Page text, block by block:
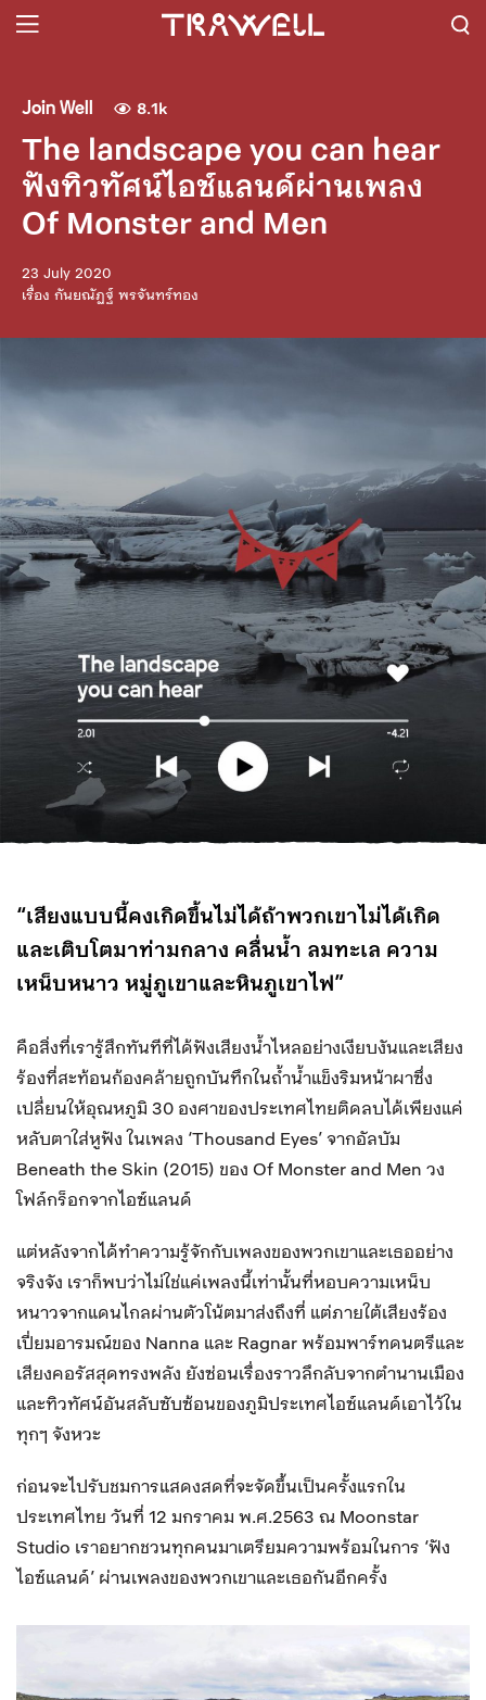
Join Well 8.1k
The landscape you can hear
ฟังทิวทัศน์ไอซ์แลนด์ผ่านเพลง
Of Monster and Men
23 July 2020
เรื่อง กันยณัฏฐ์ พรจันทร์ทอง
“เสียงแบบนี้คงเกิดขึ้นไม่ได้ถ้าพวกเขาไม่ได้เกิด
และเติบโตมาท่ามกลาง คลื่นน้ำ ลมทะเล ความ
เหน็บหนาว หมู่ภูเขาและหินภูเขาไฟ”
คือสิ่งที่เรารู้สึกทันทีที่ได้ฟังเสียงน้ำไหลอย่างเงียบงันและเสียง
ร้องที่สะท้อนก้องคล้ายถูกบันทึกในถ้ำน้ำแข็งริมหน้าผาซึ่ง
เปลี่ยนให้อุณหภูมิ 30 องศาของประเทศไทยติดลบได้เพียงแค่
หลับตาใส่หูฟัง ในเพลง ‘Thousand Eyes’ จากอัลบัม
Beneath the Skin (2015) ของ Of Monster and Men วง
โฟล์กร็อกจากไอซ์แลนด์
แต่หลังจากได้ทำความรู้จักกับเพลงของพวกเขาและเธออย่าง
จริงจัง เราก็พบว่าไม่ใช่แค่เพลงนี้เท่านั้นที่หอบความเหน็บ
หนาวจากแดนไกลผ่านตัวโน้ตมาส่งถึงที่ แต่ภายใต้เสียงร้อง
เปี่ยมอารมณ์ของ Nanna และ Ragnar พร้อมพาร์ทดนตรีและ
เสียงคอรัสสุดทรงพลัง ยังซ่อนเรื่องราวลึกลับจากตำนานเมือง
และทิวทัศน์อันสลับซับซ้อนของภูมิประเทศไอซ์แลนด์เอาไว้ใน
ทุกๆ จังหวะ
ก่อนจะไปรับชมการแสดงสดที่จะจัดขึ้นเป็นครั้งแรกใน
ประเทศไทย วันที่ 12 มกราคม พ.ศ.2563 ณ Moonstar
Studio เราอยากชวนทุกคนมาเตรียมความพร้อมในการ ‘ฟัง
ไอซ์แลนด์’ ผ่านเพลงของพวกเขาและเธอกันอีกครั้ง